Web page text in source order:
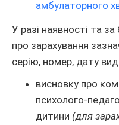
амбулаторного
У разі наявності та
про зарахування
серію, номер, дату
висновку про
психолого-
дитини (для